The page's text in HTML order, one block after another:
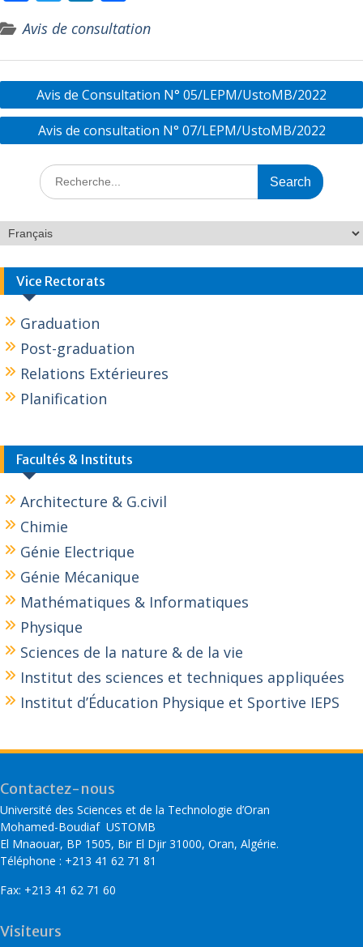
ac
e
b
o
o
k
itt
er
k
e
dI
n
ar
ta
g
er
Avis de consultation
Avis de Consultation N° 05/LEPM/UstoMB/2022
Avis de consultation N° 07/LEPM/UstoMB/2022
Vice Rectorats
Graduation
Post-graduation
Relations Extérieures
Planification
Facultés & Instituts
Architecture & G.civil
Chimie
Génie Electrique
Génie Mécanique
Mathématiques & Informatiques
Physique
Sciences de la nature & de la vie
Institut des sciences et techniques appliquées
Institut d’Éducation Physique et Sportive IEPS
Contactez-nous
Université des Sciences et de la Technologie d’Oran
Mohamed-Boudiaf USTOMB
El Mnaouar, BP 1505, Bir El Djir 31000, Oran, Algérie.
Téléphone : +213 41 62 71 81
Fax: +213 41 62 71 60
Visiteurs